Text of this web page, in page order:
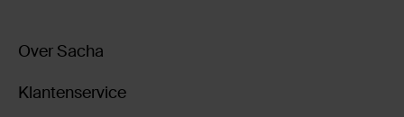
Over Sacha
Klantenservice